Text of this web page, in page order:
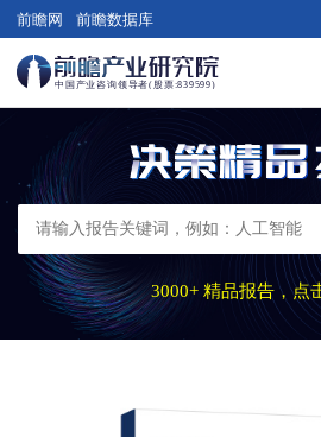
前瞻网 前瞻数据库
3000+ 精品报告，点